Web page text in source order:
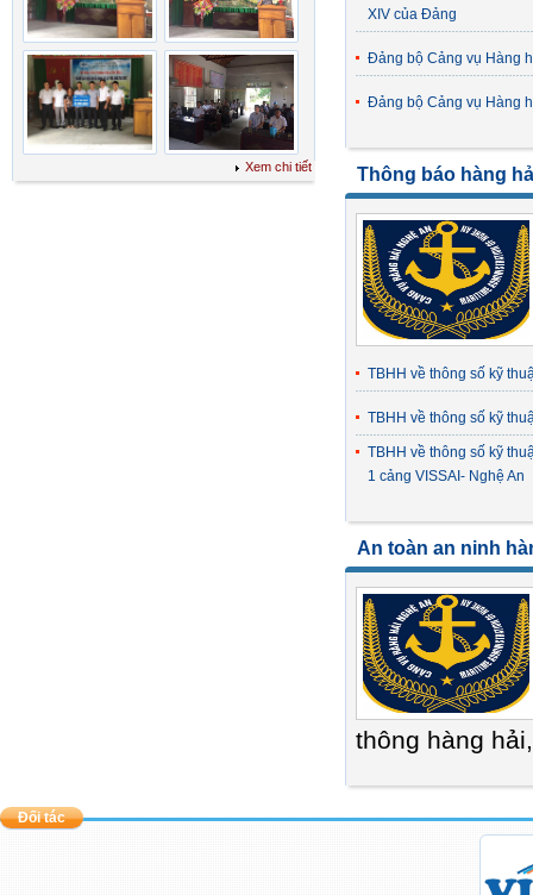
Xem chi tiết
XIV của Đảng
Đảng bộ Cảng vụ Hàng
Đảng bộ Cảng vụ Hàng
Thông báo hàng
TBHH về thông số kỹ
TBHH về thông số kỹ
TBHH về thông số kỹ
1 cảng VISSAI- Nghệ An
An toàn an ninh
thông hàng
Đối tác